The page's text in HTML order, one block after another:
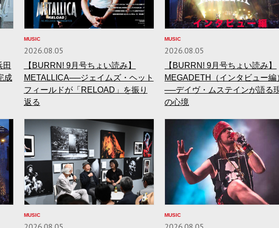
田
成
MUSIC
2026.08.05
【BURRN! 9月号ちょい読み】
METALLICA──ジェイムズ・ヘット
フィールドが「RELOAD」を振り
返る
MUSIC
2026.08.05
【BURRN! 9月号ちょい読み】
MEGADETH（インタビュー編
──デイヴ・ムステインが語る
の心境
MUSIC MUSIC